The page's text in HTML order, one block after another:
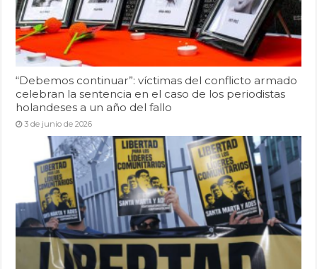
“Debemos continuar”: víctimas del conflicto armado
celebran la sentencia en el caso de los periodistas
holandeses a un año del fallo
3 de junio de 2026